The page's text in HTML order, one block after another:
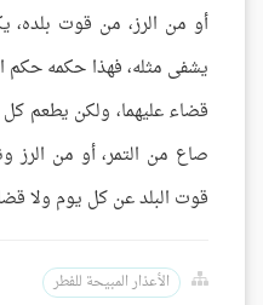
أو من الرز، من قوت بلده،
يشفى مثله، فهذا حكمه حكم
قضاء عليهما، ولكن يطعم
صاع من التمر، أو من
قوت البلد عن كل يوم ولا
الأعذار المبيحة للفطر